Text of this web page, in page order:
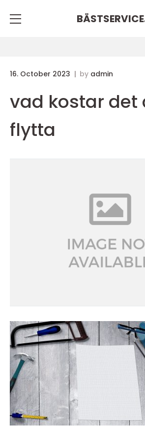
16. October 2023 by admin
vad kostar det
flytta